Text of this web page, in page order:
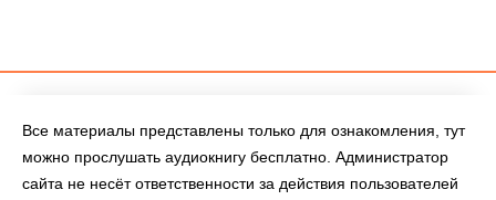
Все материалы представлены только для ознакомления, тут
можно прослушать аудиокнигу бесплатно. Администратор
сайта не несёт ответственности за действия пользователей